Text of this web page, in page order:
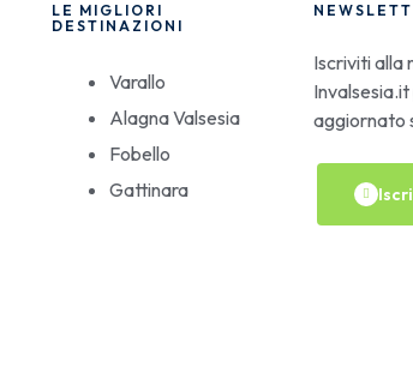
LE MIGLIORI
DESTINAZIONI
Varallo
Alagna Valsesia
Fobello
Gattinara
Iscriviti alla
aggiornato